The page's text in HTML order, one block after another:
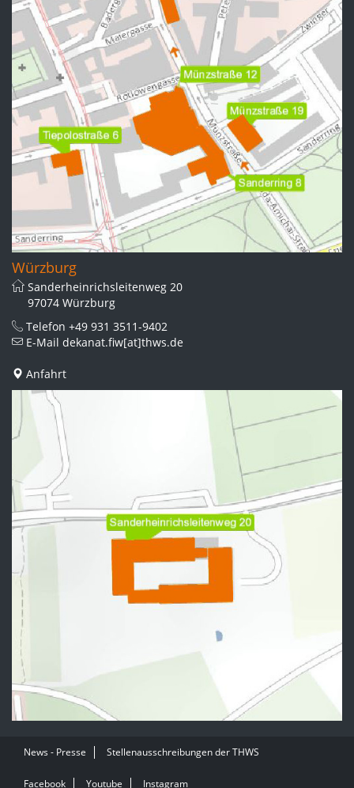
Würzburg
Sanderheinrichsleitenweg 20
97074 Würzburg
Telefon +49 931 3511-9402
E-Mail dekanat.fiw[at]thws.de
Anfahrt
News - Presse Stellenausschreibungen der THWS
Facebook Youtube Instagram